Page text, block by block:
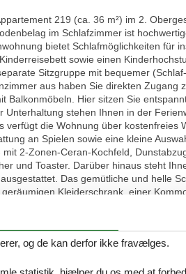
219 (ca. 36 m²) im 2.
im Schlafzimmer ist
bietet Schlafmöglichkeiten für
sowie einen
Sitzgruppe mit bequemer
aus haben Sie direkten
Balkonmöbeln. Hier sitzen Sie
stehen Ihnen in der
verfügt die Wohnung über
an Spielen sowie eine kleine
2-Zonen-Ceran-Kochfeld,
und Toaster. Darüber hinaus steht
Das gemütliche und helle
Kleiderschrank, einer
Schlafmöglichkeit für eine
sowohl das Schlafzimmer wie auch
über eine Echtglas-Dusche mit
Ihre Jacken und Schuhe können Sie
und ein Wäschetrockner
im Innenhof sorgt dafür, daß auch
og de kan derfor ikke fravælges.